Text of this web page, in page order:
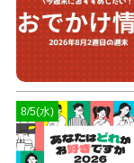
8/5(水)